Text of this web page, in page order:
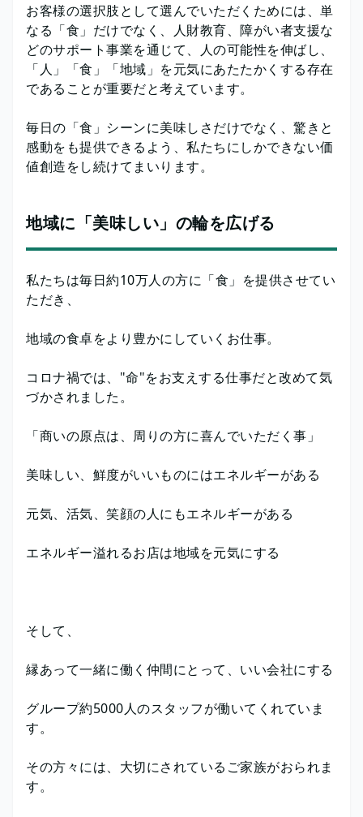
お客様の選択肢として選んでいただくためには、単
なる「食」だけでなく、人財教育、障がい者支援な
どのサポート事業を通じて、人の可能性を伸ばし、
「人」「食」「地域」を元気にあたたかくする存在
であることが重要だと考えています。
毎日の「食」シーンに美味しさだけでなく、驚きと
感動をも提供できるよう、私たちにしかできない価
値創造をし続けてまいります。
地域に「美味しい」の輪を広げる
私たちは毎日約10万人の方に「食」を提供させてい
ただき、
地域の食卓をより豊かにしていくお仕事。
コロナ禍では、"命"をお支えする仕事だと改めて気
づかされました。
「商いの原点は、周りの方に喜んでいただく事」
美味しい、鮮度がいいものにはエネルギーがある
元気、活気、笑顔の人にもエネルギーがある
エネルギー溢れるお店は地域を元気にする
そして、
縁あって一緒に働く仲間にとって、いい会社にする
グループ約5000人のスタッフが働いてくれていま
す。
その方々には、大切にされているご家族がおられま
す。